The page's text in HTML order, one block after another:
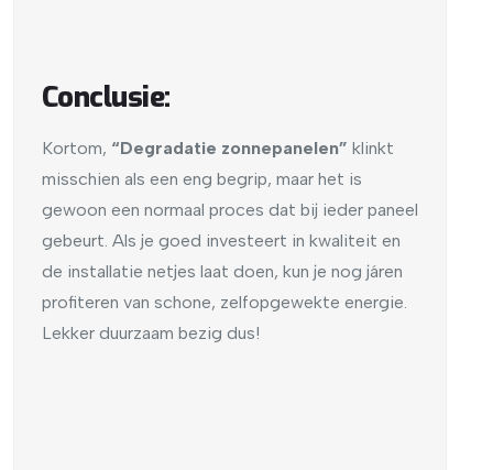
Conclusie:
Kortom, “Degradatie zonnepanelen” klinkt
misschien als een eng begrip, maar het is
gewoon een normaal proces dat bij ieder paneel
gebeurt. Als je goed investeert in kwaliteit en
de installatie netjes laat doen, kun je nog járen
profiteren van schone, zelfopgewekte energie.
Lekker duurzaam bezig dus!